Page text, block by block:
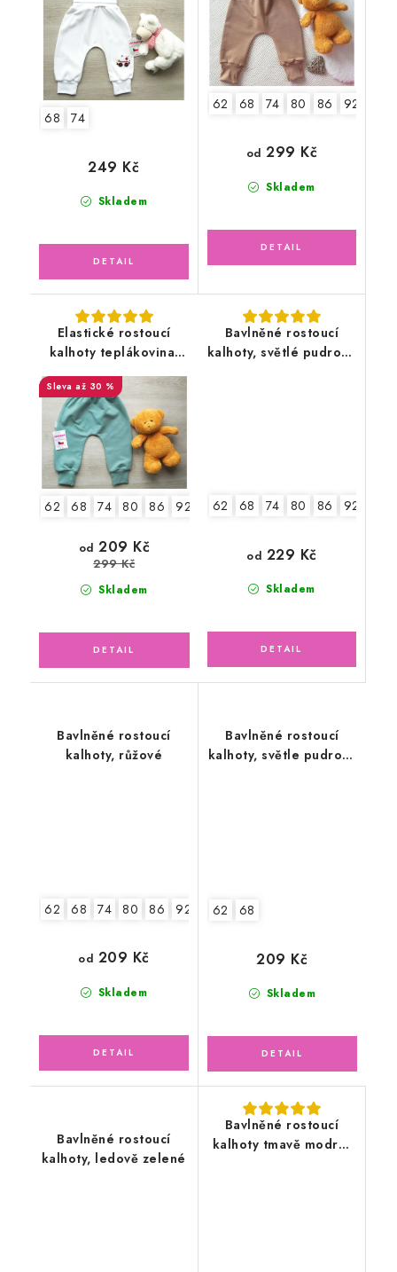
68 74
Skladem
249 Kč
62 68 74 80 86 92
Skladem
od 299 Kč
Elastické rostoucí
kalhoty teplákovina,
až 30 %
62 68 74 80 86 92 98 104 2.jakost v.74
Skladem
od 209 Kč
299 Kč
Bavlněné rostoucí
kalhoty, světlé pudrové
62 68 74 80 86 92
Skladem
od 229 Kč
Bavlněné rostoucí
kalhoty, růžové
62 68 74 80 86 92 98
Skladem
od 209 Kč
Bavlněné rostoucí
kalhoty, světle pudrově
62 68
Skladem
209 Kč
Bavlněné rostoucí
kalhoty, ledově zelené
Bavlněné rostoucí
kalhoty tmavě modré,